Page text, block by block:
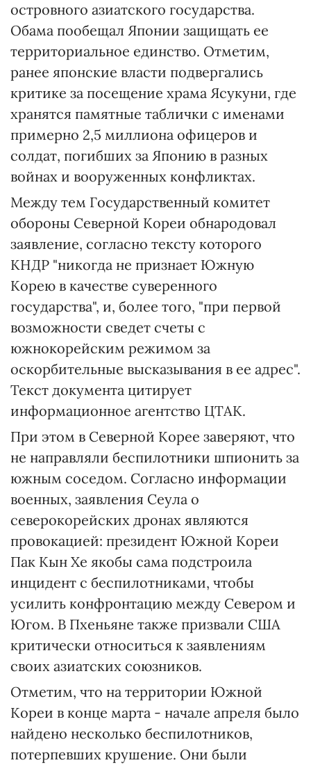
островного азиатского государства.
Обама пообещал Японии защищать ее
территориальное единство. Отметим,
ранее японские власти подвергались
критике за посещение храма Ясукуни, где
хранятся памятные таблички с именами
примерно 2,5 миллиона офицеров и
солдат, погибших за Японию в разных
войнах и вооруженных конфликтах.
Между тем Государственный комитет
обороны Северной Кореи обнародовал
заявление, согласно тексту которого
КНДР "никогда не признает Южную
Корею в качестве суверенного
государства", и, более того, "при первой
возможности сведет счеты с
южнокорейским режимом за
оскорбительные высказывания в ее адрес".
Текст документа цитирует
информационное агентство ЦТАК.
При этом в Северной Корее заверяют, что
не направляли беспилотники шпионить за
южным соседом. Согласно информации
военных, заявления Сеула о
северокорейских дронах являются
провокацией: президент Южной Кореи
Пак Кын Хе якобы сама подстроила
инцидент с беспилотниками, чтобы
усилить конфронтацию между Севером и
Югом. В Пхеньяне также призвали США
критически относиться к заявлениям
своих азиатских союзников.
Отметим, что на территории Южной
Кореи в конце марта - начале апреля было
найдено несколько беспилотников,
потерпевших крушение. Они были